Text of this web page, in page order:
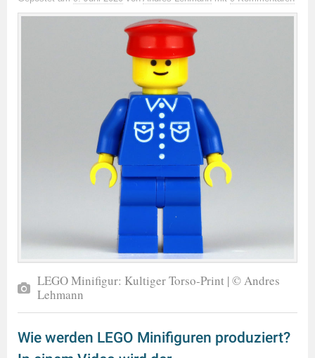
LEGO Minifigur: Kultiger Torso-Print | © Andres
Lehmann
Wie werden LEGO Minifiguren produziert?